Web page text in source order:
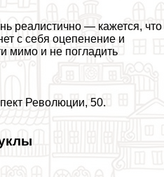
реалистично — кажется, что
с себя оцепенение и
мимо и не погладить
Революции, 50.